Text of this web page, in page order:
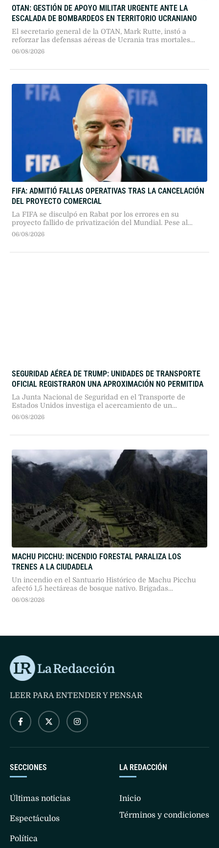
OTAN: GESTIÓN DE APOYO MILITAR URGENTE ANTE LA
ESCALADA DE BOMBARDEOS EN TERRITORIO UCRANIANO
El secretario general de la OTAN, Mark Rutte, instó a
reforzar las defensas aéreas de Ucrania tras mortales
ataques rusos contra Kiev. Mientras la capital exige
06/08/2026
FIFA: ADMITIÓ FALLAS OPERATIVAS TRAS LA CANCELACIÓN
DEL PROYECTO COMERCIAL
La FIFA se disculpó en Rabat por los errores en su
proyecto fallido de privatización del Mundial. Pese al
traspié institucional y la falta de consulta a las
06/08/2026
SEGURIDAD AÉREA DE TRUMP: UNIDADES DE TRANSPORTE
OFICIAL REGISTRARON UNA APROXIMACIÓN NO PERMITIDA
La Junta Nacional de Seguridad en el Transporte de
Estados Unidos investiga el acercamiento de un
helicóptero presidencial a un avión comercial en
06/08/2026
MACHU PICCHU: INCENDIO FORESTAL PARALIZA LOS
TRENES A LA CIUDADELA
Un incendio en el Santuario Histórico de Machu Picchu
afectó 1,5 hectáreas de bosque nativo. Brigadas
especializadas enfrentan complejas labores de contención
06/08/2026
LA REDACCIÓN
Inicio
Términos y condiciones
SECCIONES
Últimas noticias
Espectáculos
Política
LEER PARA ENTENDER Y PENSAR